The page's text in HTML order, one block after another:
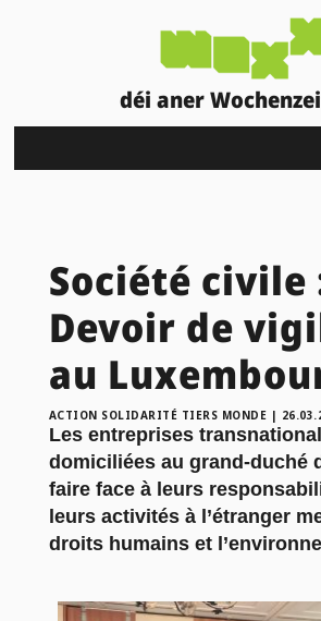
déi aner
Société civile
Devoir de
au
ACTION SOLIDARITÉ TIERS MONDE |
Les entreprises
domiciliées au grand-duché
faire face à leurs
leurs activités à l’étranger
droits humains et